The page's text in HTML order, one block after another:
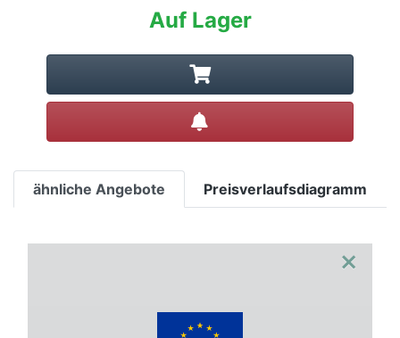
Auf Lager
ähnliche Angebote Preisverlaufsdiagramm
×